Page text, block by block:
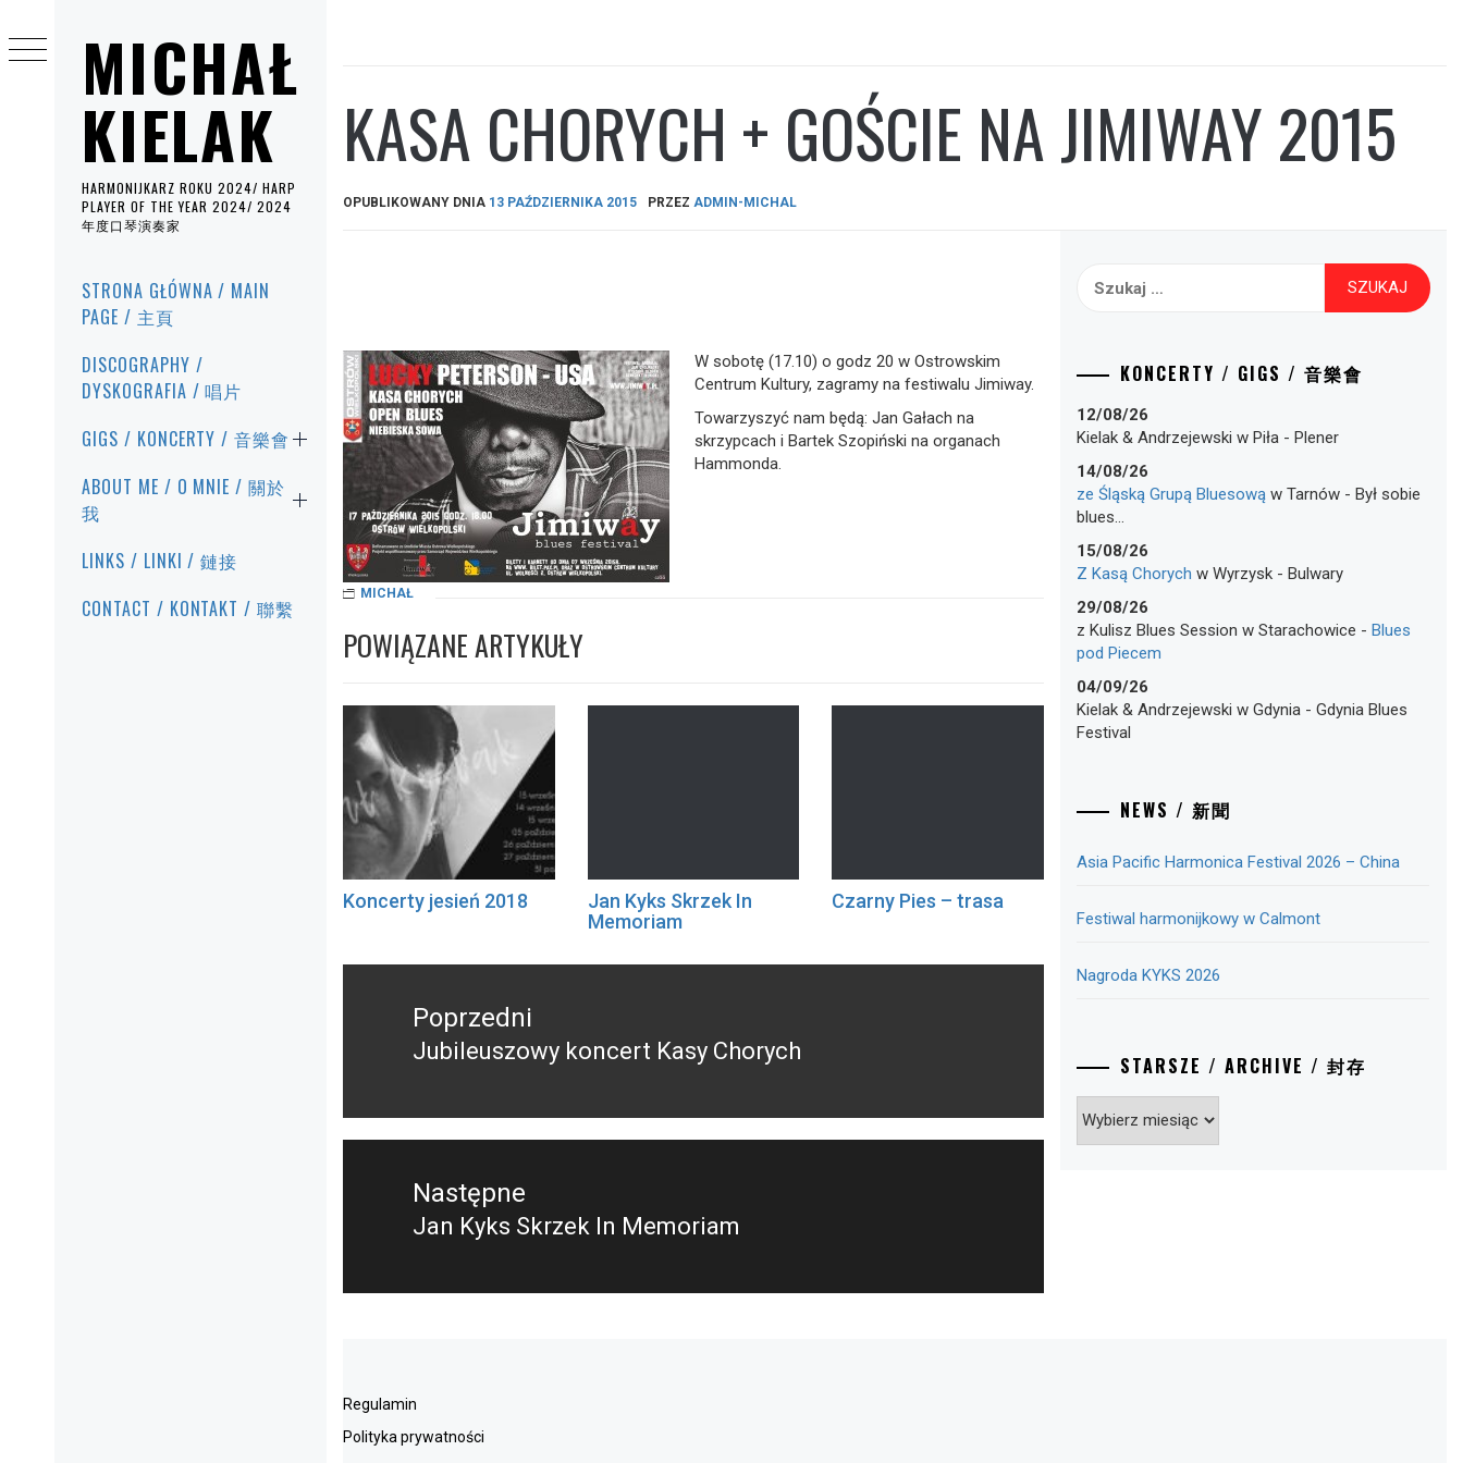
MICHAŁ
KIELAK
HARMONIJKARZ ROKU 2024/ HARP
PLAYER OF THE YEAR 2024/ 2024
年度口琴演奏家
główneSTRONA GŁÓWNA / MAIN
PAGE / 主頁
DISCOGRAPHY /
DYSKOGRAFIA / 唱片
GIGS / KONCERTY / 音樂會
ABOUT ME / O MNIE / 關於
我
LINKS / LINKI / 鏈接
CONTACT / KONTAKT / 聯繫
treści
KASA CHORYCH + GOŚCIE NA JIMIWAY 2015
OPUBLIKOWANY DNIA 13 PAŹDZIERNIKA 2015 PRZEZ ADMIN-MICHAL
W sobotę (17.10) o godz 20 w Ostrowskim
Centrum Kultury, zagramy na festiwalu Jimiway.
Towarzyszyć nam będą: Jan Gałach na
skrzypcach i Bartek Szopiński na organach
Hammonda.
MICHAŁ
POWIĄZANE ARTYKUŁY
Koncerty jesień 2018
Jan Kyks Skrzek In
Memoriam
Czarny Pies – trasa
Nawigacja
Poprzedni
Poprzedni
Jubileuszowy koncert Kasy Chorych
Następne
Następny
Jan Kyks Skrzek In Memoriam
KONCERTY / GIGS / 音樂會
12/08/26
Kielak & Andrzejewski w Piła - Plener
14/08/26
ze Śląską Grupą Bluesową w Tarnów - Był sobie
blues…
15/08/26
Z Kasą Chorych w Wyrzysk - Bulwary
29/08/26
z Kulisz Blues Session w Starachowice - Blues
pod Piecem
04/09/26
Kielak & Andrzejewski w Gdynia - Gdynia Blues
Festival
NEWS / 新聞
Asia Pacific Harmonica Festival 2026 – China
Festiwal harmonijkowy w Calmont
Nagroda KYKS 2026
STARSZE / ARCHIVE / 封存
Archive
Regulamin
Polityka prywatności